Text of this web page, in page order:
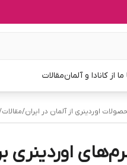
از کانادا و آلمانمقالات
اوردینری از آلمان در ایران/مقالات
اوردینری